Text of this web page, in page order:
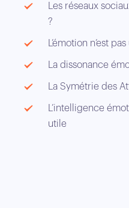
Les réseaux
?
L’émotion n’est
La dissonance
La Symétrie des
L’intelligence
utile